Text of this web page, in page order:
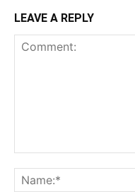
LEAVE A REPLY